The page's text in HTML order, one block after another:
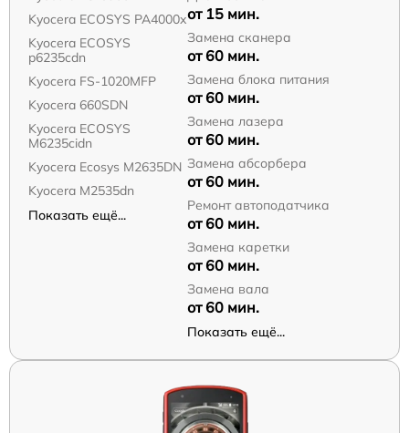
Kyocera ECOSYS PA4000x
Kyocera ECOSYS
p6235cdn
Kyocera FS-1020MFP
Kyocera 660SDN
Kyocera ECOSYS
M6235cidn
Kyocera Ecosys M2635DN
Kyocera M2535dn
Показать ещё...
от 15 мин.
Замена сканера
от 60 мин.
Замена блока питания
от 60 мин.
Замена лазера
от 60 мин.
Замена абсорбера
от 60 мин.
Ремонт автоподатчика
от 60 мин.
Замена каретки
от 60 мин.
Замена вала
от 60 мин.
Показать ещё...